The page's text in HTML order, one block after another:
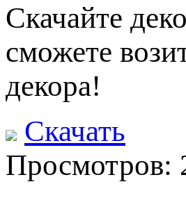
Скачайте
сможете
декора!
Скачать
Просмотров: